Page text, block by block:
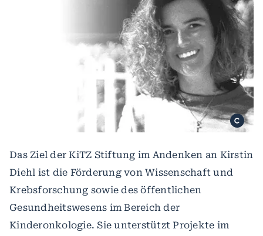
Das Ziel der KiTZ Stiftung im Andenken an Kirstin
Diehl ist die Förderung von Wissenschaft und
Krebsforschung sowie des öffentlichen
Gesundheitswesens im Bereich der
Kinderonkologie. Sie unterstützt Projekte im